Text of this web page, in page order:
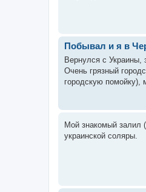
Побывал и я в
Вернулся с Украины,
Очень грязный
городскую помойку),
Мой знакомый залил
украинской соляры.